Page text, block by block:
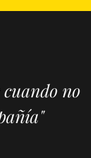
cuando no